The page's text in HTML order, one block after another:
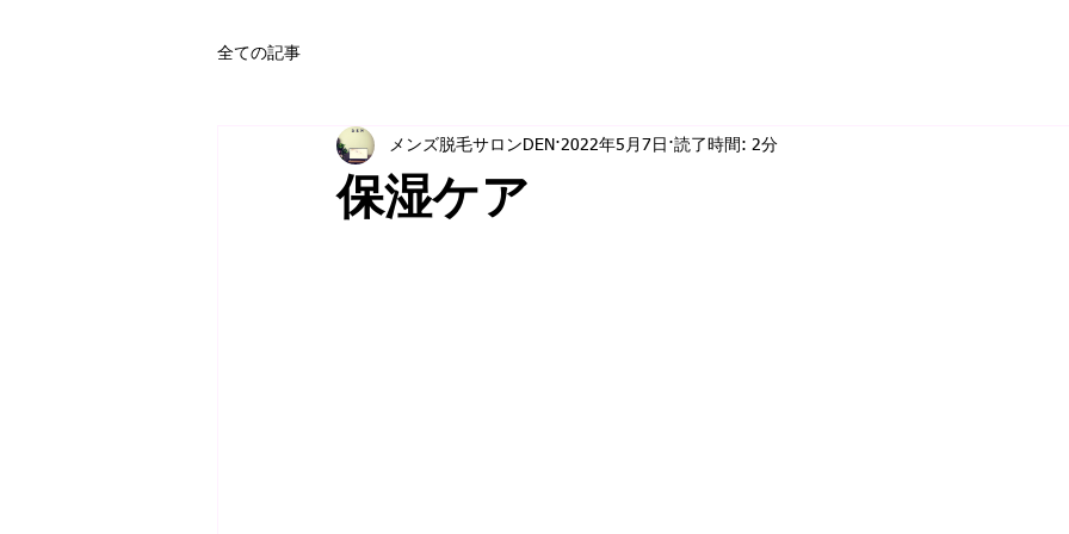
全ての記事
保湿ケア
メンズ脱毛サロンDEN 2022年5月7日 読了時間: 2分